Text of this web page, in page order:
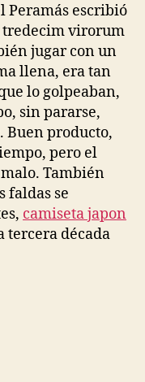
Peramás escribió
tredecim virorum
jugar con un
llena, era tan
lo golpeaban,
sin pararse,
Buen producto,
pero el
También
faldas se
camiseta japon
tercera década